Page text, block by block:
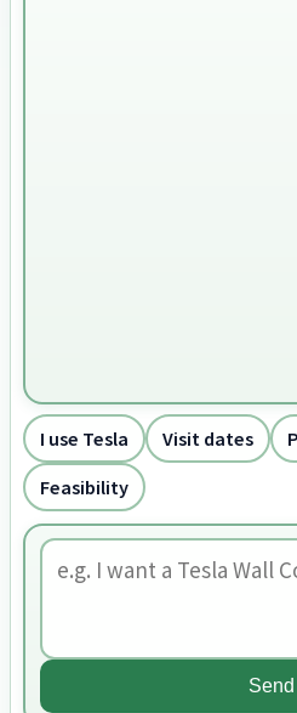
I use Tesla Visit dates
Feasibility
Send